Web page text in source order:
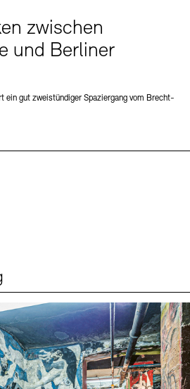
zwischen
und Berliner
ein gut zweistündiger Spaziergang vom Brecht-